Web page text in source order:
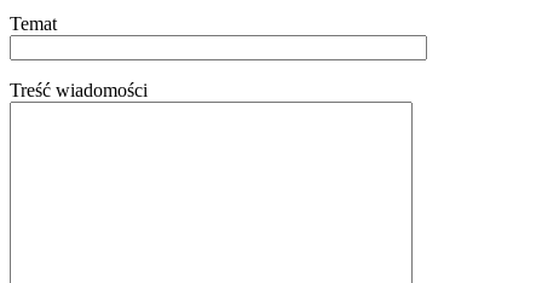
Temat
Treść wiadomości